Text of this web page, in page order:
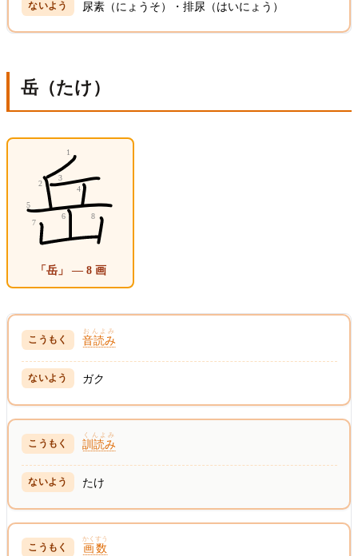
尿素（にょうそ）・排尿（はいにょう）
岳（たけ）
「岳」 — 8 画
音読み
おんよみ
ガク
訓読み
くんよみ
たけ
画数
かくすう